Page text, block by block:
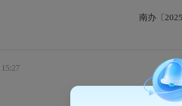
南办〔